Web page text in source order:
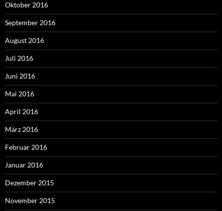
Oktober 2016
September 2016
August 2016
Juli 2016
Juni 2016
Mai 2016
April 2016
März 2016
Februar 2016
Januar 2016
Dezember 2015
November 2015